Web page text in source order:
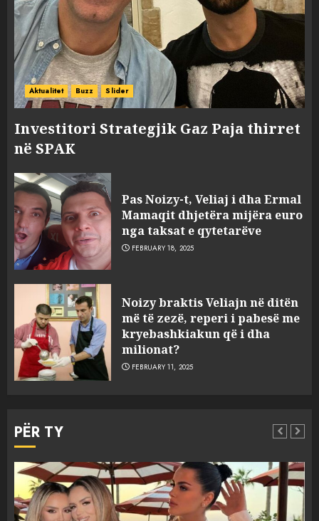
Aktualitet Buzz Slider
Investitori Strategjik Gaz Paja thirret
në SPAK
Pas Noizy-t, Veliaj i dha Ermal
Mamaqit dhjetëra mijëra euro
nga taksat e qytetarëve
FEBRUARY 18, 2025
Noizy braktis Veliajn në ditën
më të zezë, reperi i pabesë me
kryebashkiakun që i dha
milionat?
FEBRUARY 11, 2025
PËR TY
Aktualitet Slider
3
sulmuan “One Albania”,
ngjarja u fsheh. A u vodhën
serverat?
MARCH 25, 2025
4 MARCH 25, 2025
“Ai që drejtonte makinën më